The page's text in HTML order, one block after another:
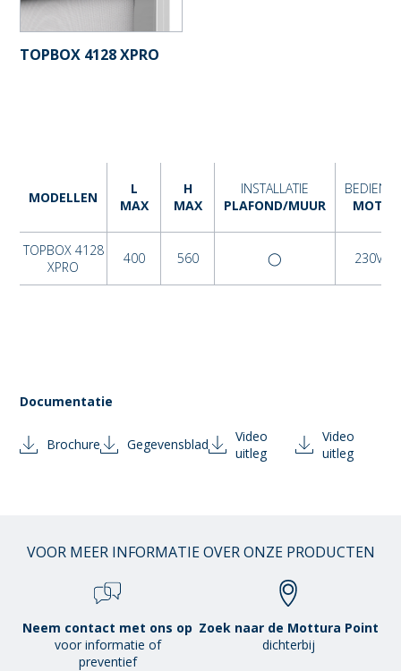
TOPBOX 4128 XPRO
MODELLEN
L
MAX
H
MAX
INSTALLATIE
PLAFOND/MUUR
MOTOR
TOPBOX 4128
XPRO
400 560 ◯ 230VAC
Documentatie
Brochure Gegevensblad
Video
uitleg
Video
uitleg
VOOR MEER INFORMATIE OVER ONZE PRODUCTEN
Neem contact met ons op
voor informatie of
preventief
Zoek naar de Mottura Point
dichterbij